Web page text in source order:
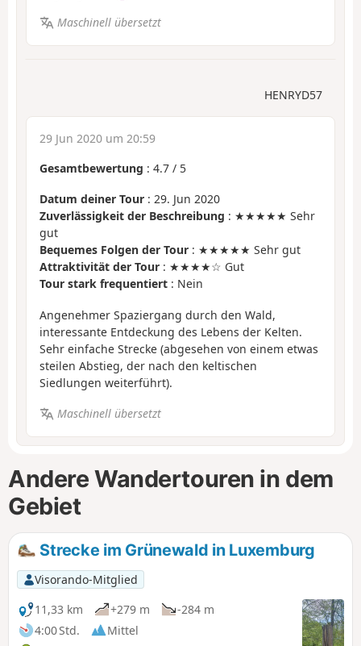
Maschinell übersetzt
HENRYD57
29 Jun 2020 um 20:59
Gesamtbewertung : 4.7 / 5
Datum deiner Tour : 29. Jun 2020
Zuverlässigkeit der Beschreibung : ★★★★★ Sehr
gut
Bequemes Folgen der Tour : ★★★★★ Sehr gut
Attraktivität der Tour : ★★★★☆ Gut
Tour stark frequentiert : Nein
Angenehmer Spaziergang durch den Wald,
interessante Entdeckung des Lebens der Kelten.
Sehr einfache Strecke (abgesehen von einem etwas
steilen Abstieg, der nach den keltischen
Siedlungen weiterführt).
Maschinell übersetzt
Andere Wandertouren in dem
Gebiet
Strecke im Grünewald in Luxemburg
Visorando-Mitglied
11,33 km
+279 m
-284 m
4:00 Std.
Mittel